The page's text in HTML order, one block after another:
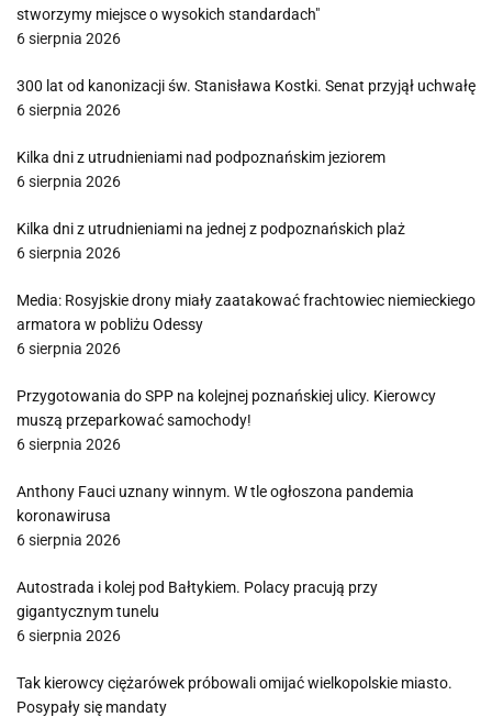
stworzymy miejsce o wysokich standardach"
6 sierpnia 2026
300 lat od kanonizacji św. Stanisława Kostki. Senat przyjął uchwałę
6 sierpnia 2026
Kilka dni z utrudnieniami nad podpoznańskim jeziorem
6 sierpnia 2026
Kilka dni z utrudnieniami na jednej z podpoznańskich plaż
6 sierpnia 2026
Media: Rosyjskie drony miały zaatakować frachtowiec niemieckiego
armatora w pobliżu Odessy
6 sierpnia 2026
Przygotowania do SPP na kolejnej poznańskiej ulicy. Kierowcy
muszą przeparkować samochody!
6 sierpnia 2026
Anthony Fauci uznany winnym. W tle ogłoszona pandemia
koronawirusa
6 sierpnia 2026
Autostrada i kolej pod Bałtykiem. Polacy pracują przy
gigantycznym tunelu
6 sierpnia 2026
Tak kierowcy ciężarówek próbowali omijać wielkopolskie miasto.
Posypały się mandaty